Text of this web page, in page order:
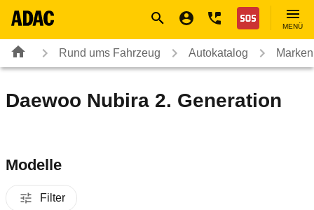
Nothilfe
MENÜ
Rund ums Fahrzeug Autokatalog
Daewoo Nubira 2. Generation
Modelle
Filter